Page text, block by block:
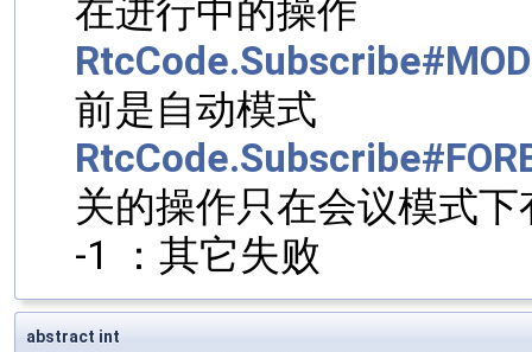
在进行中的操作
前是自动模式
关的操作只在会议模式
-1 ：其它失败
abstract int